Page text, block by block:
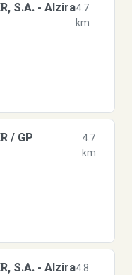
S.A. - Alzira4.7
km
/ GP
4.7
km
S.A. - Alzira4.8